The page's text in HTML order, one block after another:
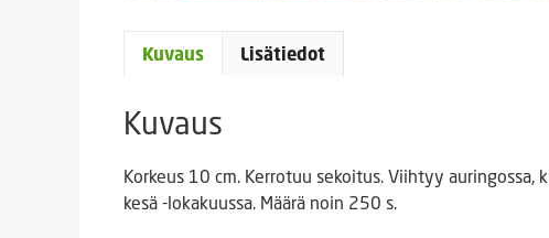
Kuvaus Lisätiedot
Kuvaus
Korkeus 10 cm. Kerrotuu sekoitus. Viihtyy
kesä -lokakuussa. Määrä noin 250 s.